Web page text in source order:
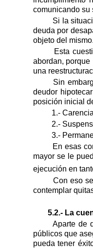
comunicando su
Si la
deuda por
objeto del mismo.
Esta
abordan,
una
Sin
deudor
posición inicial
1.-
2.-
3.-
En esas
mayor se le
ejecución en
Con eso
contemplar
5.2.- La
Aparte de
públicos que
pueda tener